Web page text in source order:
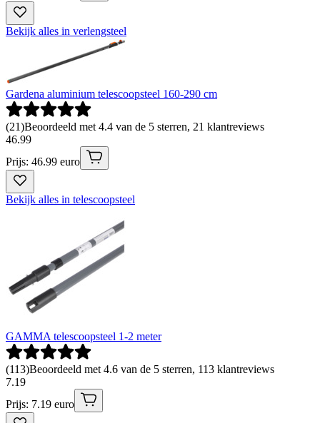
Bekijk alles in verlengsteel
Gardena aluminium telescoopsteel 160-290 cm
(21)Beoordeeld met 4.4 van de 5 sterren, 21 klantreviews
46.99
Prijs: 46.99 euro
Bekijk alles in telescoopsteel
GAMMA telescoopsteel 1-2 meter
(113)Beoordeeld met 4.6 van de 5 sterren, 113 klantreviews
7.19
Prijs: 7.19 euro